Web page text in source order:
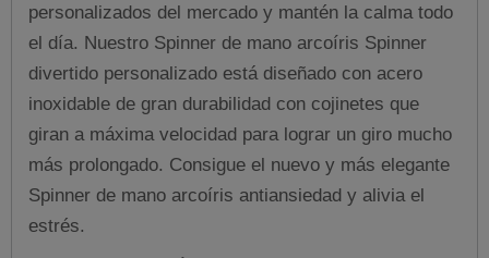
personalizados del mercado y mantén la calma todo
el día. Nuestro Spinner de mano arcoíris Spinner
divertido personalizado está diseñado con acero
inoxidable de gran durabilidad con cojinetes que
giran a máxima velocidad para lograr un giro mucho
más prolongado. Consigue el nuevo y más elegante
Spinner de mano arcoíris antiansiedad y alivia el
estrés.